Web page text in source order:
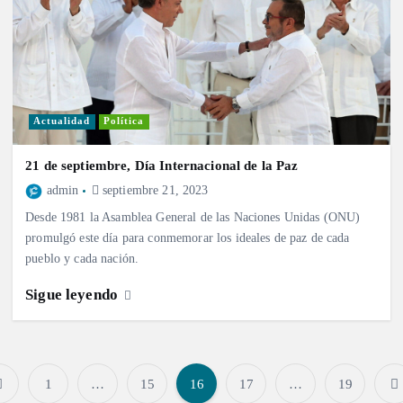
Actualidad Política
21 de septiembre, Día Internacional de la Paz
admin septiembre 21, 2023
Desde 1981 la Asamblea General de las Naciones Unidas (ONU)
promulgó este día para conmemorar los ideales de paz de cada
pueblo y cada nación.
Sigue leyendo
1 … 15 16 17 … 19